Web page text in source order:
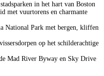
in het hart van Boston
met vuurtorens en charmante
National Park met bergen, kliffen
op het schilderachtige
Mad River Byway en Sky Drive